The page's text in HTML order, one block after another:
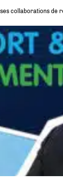
collaborations de